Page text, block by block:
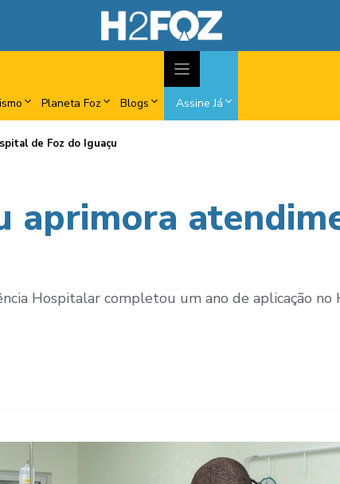
Planeta Foz Blogs Assine Já
de Foz do Iguaçu
aprimora
Hospitalar completou um ano de aplicação no